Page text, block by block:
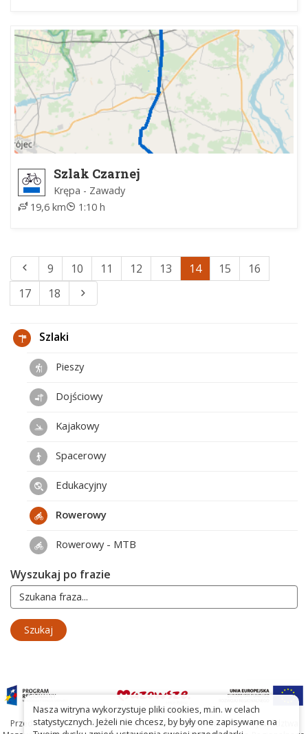
Szlak Czarnej
Krępa - Zawady
19,6 km
1:10 h
9 10 11 12 13 14 15
16
17
18
Szlaki
Pieszy
Dojściowy
Kajakowy
Spacerowy
Edukacyjny
Rowerowy
Rowerowy - MTB
Wyszukaj po frazie
Przedsięwzięcie współfinansowane ze środków Samorządu Województwa
Nasza witryna wykorzystuje pliki cookies, m.in. w celach
statystycznych. Jeżeli nie chcesz, by były one zapisywane na